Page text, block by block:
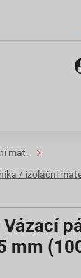
mat.
/ izolační
mm